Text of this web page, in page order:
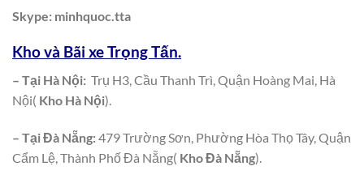
Skype: minhquoc.tta
Kho và Bãi xe Trọng Tấn.
– Tại Hà Nội: Trụ H3, Cầu Thanh Trì, Quận Hoàng Mai, Hà
Nội( Kho Hà Nội).
– Tại Đà Nẵng:479 Trường Sơn, Phường Hòa Thọ Tây, Quận
Cẩm Lệ, Thành Phố Đà Nẵng( Kho Đà Nẵng).